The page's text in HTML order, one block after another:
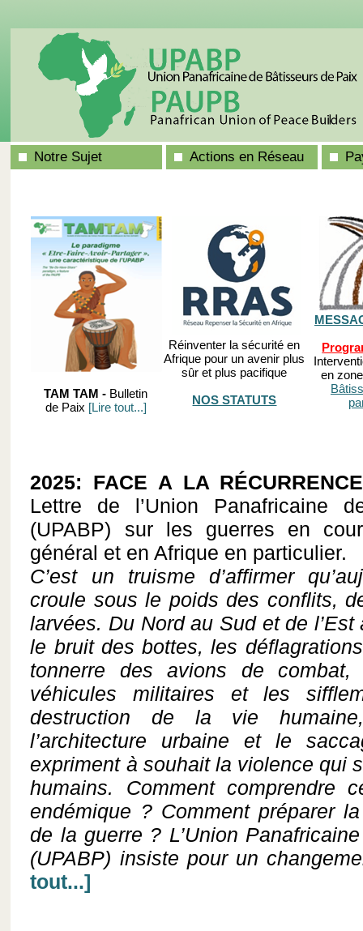
Notre Sujet Actions en Réseau
TAM TAM - Bulletin
de Paix [Lire tout...]
Réinventer la sécurité en
Afrique pour un avenir plus
sûr et plus pacifique
NOS STATUTS
en
2025: FACE A LA
Lettre de l’Union Panafricaine
(UPABP) sur les guerres en
général et en Afrique en particulier.
C’est un truisme d’affirmer
croule sous le poids des conflits,
larvées. Du Nord au Sud et de l’Est
le bruit des bottes, les
tonnerre des avions de combat,
véhicules militaires et les
destruction de la vie
l’architecture urbaine et le
expriment à souhait la violence qui
humains. Comment comprendre
endémique ? Comment préparer
de la guerre ? L’Union
(UPABP) insiste pour un
tout...]